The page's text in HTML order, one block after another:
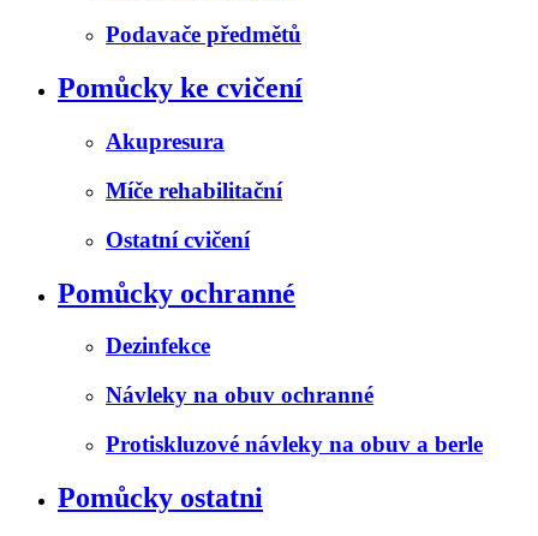
Podavače předmětů
Pomůcky ke cvičení
Akupresura
Míče rehabilitační
Ostatní cvičení
Pomůcky ochranné
Dezinfekce
Návleky na obuv ochranné
Protiskluzové návleky na obuv a berle
Pomůcky ostatni